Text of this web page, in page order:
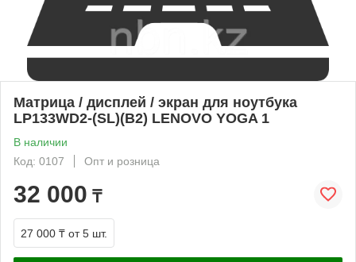
Матрица / дисплей / экран для ноутбука
LP133WD2-(SL)(B2) LENOVO YOGA 1
В наличии
Код: 0107
Опт и розница
32 000 ₸
27 000 ₸ от 5 шт.